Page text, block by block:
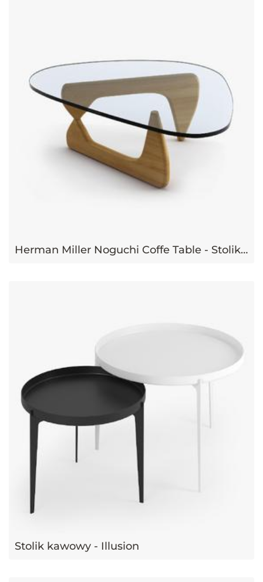
Herman Miller Noguchi Coffe Table - Stolik kawowy
Stolik kawowy - Illusion